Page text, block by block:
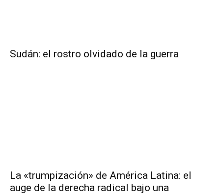
Sudán: el rostro olvidado de la guerra
La «trumpización» de América Latina: el
auge de la derecha radical bajo una